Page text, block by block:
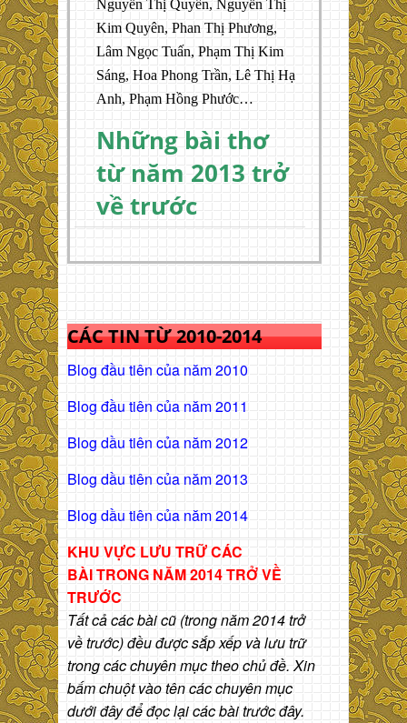
Nguyễn Thị Quyến, Nguyễn Thị
Kim Quyên, Phan Thị Phương,
Lâm Ngọc Tuấn, Phạm Thị Kim
Sáng, Hoa Phong Trần, Lê Thị Hạ
Anh, Phạm Hồng Phước…
Những bài thơ
từ năm 2013 trở
về trước
CÁC TIN TỪ 2010-2014
Blog đầu tiên của năm 2010
Blog đầu tiên của năm 2011
Blog dầu tiên của năm 2012
Blog dầu tiên của năm 2013
Blog dầu tiên của năm 2014
KHU VỰC LƯU TRỮ CÁC
BÀITRONG NĂM 2014 TRỞ VỀ
TRƯỚC
Tất cả các bài cũ (trong năm 2014 trở
về trước) đều được sắp xếp và lưu trữ
trong các chuyên mục theo chủ đề. Xin
bấm chuột vào tên các chuyên mục
dưới đây để đọc lại các bài trước đây.